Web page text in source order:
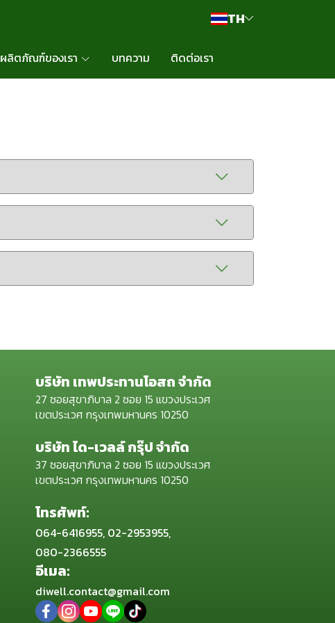
TH
ผลิตภัณฑ์ของเรา บทความ ติดต่อเรา
บริษัท เทพประทานโอสถ จำกัด
27 ซอยสุขาภิบาล 2 ซอย 15 แขวงประเวศ
เขตประเวศ กรุงเทพมหานคร 10250
บริษัท ได-เวลล์ กรุ๊ป จำกัด
37 ซอยสุขาภิบาล 2 ซอย 15 แขวงประเวศ
เขตประเวศ กรุงเทพมหานคร 10250
โทรศัพท์:
064-6416955, 02-2953955,
080-2366555
อีเมล:
diwell.contact@gmail.com